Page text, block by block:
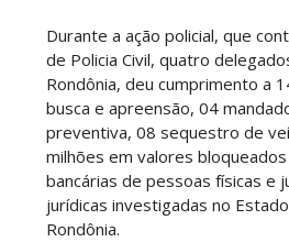
Durante a ação policial, que
de Policia Civil, quatro
Rondônia, deu cumprimento a
busca e apreensão, 04
preventiva, 08 sequestro de
milhões em valores
bancárias de pessoas físicas e
jurídicas investigadas no
Rondônia.